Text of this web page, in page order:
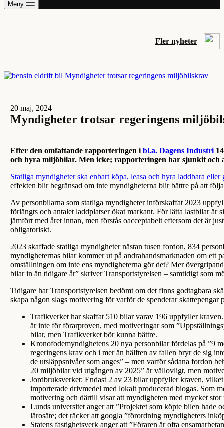
Meny
Fler nyheter
20 maj, 2024
Myndigheter trotsar regeringens
Efter den omfattande rapporteringen ibl.a. Dagens Industri
och hyra miljöbilar. Men icke; rapporteringen har sjunkit och
Statliga myndigheter ska enbart köpa, leasa och hyra laddbara
effekten blir begränsad om inte myndigheterna blir bättre på att
Av personbilarna som statliga myndigheter införskaffat 2023
förlängts och antalet laddplatser ökat markant. För lätta lastbilar
jämfört med året innan, men förstås oacceptabelt eftersom det är
obligatoriskt.
2023 skaffade statliga myndigheter nästan tusen fordon, 834
myndigheternas bilar kommer ut på andrahandsmarknaden om
omställningen om inte ens myndigheterna gör det? Mer
bilar in än tidigare år” skriver Transportstyrelsen – samtidigt som
Tidigare har Transportstyrelsen bedömt om det finns godtagbara
skapa någon slags motivering för varför de spenderar
Trafikverket har skaffat 510 bilar varav 196 uppfyller
är inte för förarproven, med motiveringar som
bilar, men Trafikverket bör kunna bättre.
Kronofodemyndighetens 20 nya personbilar fördelas på ”9
regeringens krav och i mer än hälften av fallen bryr de sig
de utsläppsnivåer som anges” – men varför sådana fordon
20 miljöbilar vid utgången av 2025” är vällovligt, men
Jordbruksverket: Endast 2 av 23 bilar uppfyller kraven,
importerade drivmedel med lokalt producerad biogas. Som
motivering och därtill visar att myndigheten med mycket
Lunds universitet anger att ”Projektet som köpte bilen
lärosäte; det räcker att googla ”förordning myndigheters
Statens fastighetsverk anger att ”Föraren är ofta